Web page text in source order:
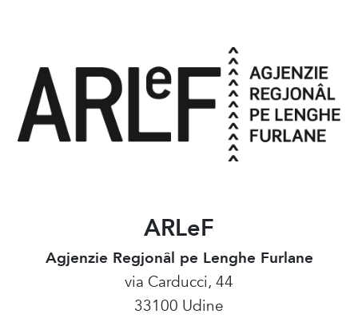
ARLeF
Agjenzie Regjonâl pe Lenghe Furlane
via Carducci, 44
33100 Udine